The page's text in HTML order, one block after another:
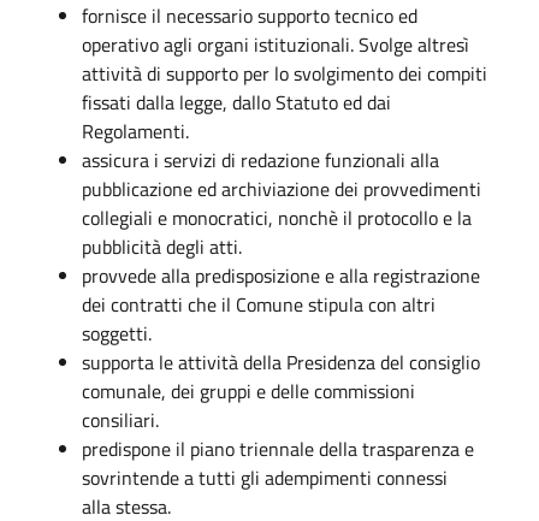
fornisce il necessario supporto tecnico ed
operativo agli organi istituzionali. Svolge altresì
attività di supporto per lo svolgimento dei compiti
fissati dalla legge, dallo Statuto ed dai
Regolamenti.
assicura i servizi di redazione funzionali alla
pubblicazione ed archiviazione dei provvedimenti
collegiali e monocratici, nonchè il protocollo e la
pubblicità degli atti.
provvede alla predisposizione e alla registrazione
dei contratti che il Comune stipula con altri
soggetti.
supporta le attività della Presidenza del consiglio
comunale, dei gruppi e delle commissioni
consiliari.
predispone il piano triennale della trasparenza e
sovrintende a tutti gli adempimenti connessi
alla stessa.